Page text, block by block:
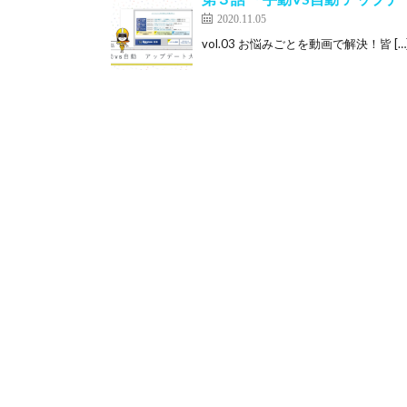
2020.11.05
vol.03 お悩みごとを動画で解決！皆